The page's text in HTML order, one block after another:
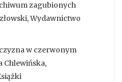
zagubionych
Wydawnictwo
w czerwonym
Chlewińska,